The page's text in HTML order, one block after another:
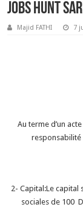
JOBS HUNT
Majid FATHI 7
Au terme d’un
responsabilité
2- Capital:Le capital
sociales de 100